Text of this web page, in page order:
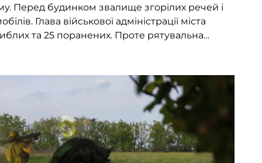
Перед будинком звалище згорілих речей і
Глава військової адміністрації міста
та 25 поранених. Проте рятувальна